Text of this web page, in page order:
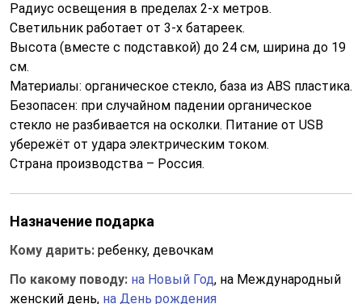
Радиус освещения в пределах 2-х метров.
Светильник работает от 3-х батареек.
Высота (вместе с подставкой) до 24 см, ширина до 19
см.
Материалы: органическое стекло, база из ABS пластика.
Безопасен: при случайном падении органическое
стекло не разбивается на осколки. Питание от USB
убережёт от удара электрическим током.
Страна производства – Россия.
Назначение подарка
Кому дарить: ребенку, девочкам
По какому поводу: на Новый Год, на Международный
женский день, на День рождения